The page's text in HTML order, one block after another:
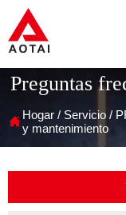
Preguntas
 Hogar / Servicio /
y mantenimiento